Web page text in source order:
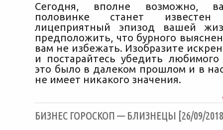
Сегодня, вполне возможно,
половинке станет
лицеприятный эпизод вашей
предположить, что бурного
вам не избежать. Изобразите
и постарайтесь убедить любимого
это было в далеком прошлом и в
не имеет никакого значения.
БИЗНЕС ГОРОСКОП — БЛИЗНЕЦЫ [26/09/